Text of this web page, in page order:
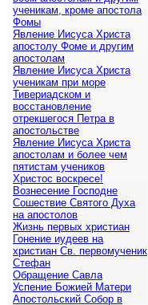
ученикам, кроме апостола
Фомы
Явление Иисуса Христа
апостолу Фоме и другим
апостолам
Явление Иисуса Христа
ученикам при море
Тивериадском и
восстановление
отрекшегося Петра в
апостольстве
Явление Иисуса Христа
апостолам и более чем
пятистам учеников
Христос воскресе!
Вознесение Господне
Сошествие Святого Духа
на апостолов
Жизнь первых христиан
Гонение иудеев на
христиан Св. первомученик
Стефан
Обращение Савла
Успение Божией Матери
Апостольский Собор в